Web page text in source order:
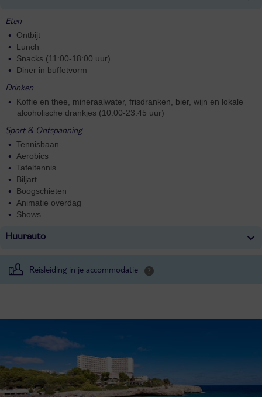
Eten
Ontbijt
Lunch
Snacks (11:00-18:00 uur)
Diner in buffetvorm
Drinken
Koffie en thee, mineraalwater, frisdranken, bier, wijn en lokale
alcoholische drankjes (10:00-23:45 uur)
Sport & Ontspanning
Tennisbaan
Aerobics
Tafeltennis
Biljart
Boogschieten
Animatie overdag
Shows
Huurauto
Reisleiding in je accommodatie